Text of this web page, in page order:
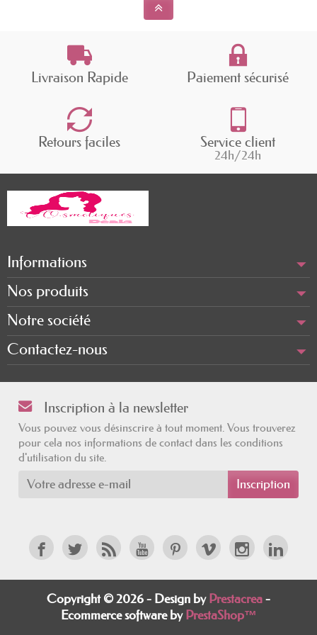
Livraison Rapide Paiement sécurisé
Retours faciles Service client
24h/24h
Informations
Nos produits
Notre société
Contactez-nous
Inscription à la newsletter
Vous pouvez vous désinscrire à tout moment. Vous trouverez
pour cela nos informations de contact dans les conditions
d'utilisation du site.
Copyright © 2026 - Design by Prestacrea-
Ecommerce software by PrestaShop™